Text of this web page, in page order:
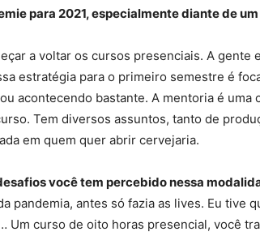
para 2021, especialmente diante de
a voltar os cursos presenciais. A gente
estratégia para o primeiro semestre é
acontecendo bastante. A mentoria é
Tem diversos assuntos, tanto de
em quem quer abrir cervejaria.
você tem percebido nessa
pandemia, antes só fazia as lives. Eu tive
curso de oito horas presencial, você